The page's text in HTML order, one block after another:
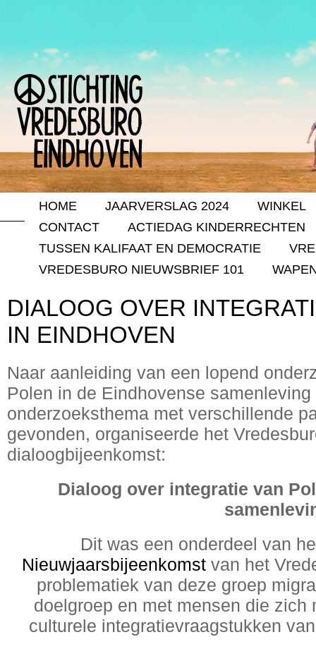
HOME JAARVERSLAG 2024
WINKEL
CONTACT
ACTIEDAG KINDERRECHTEN
TUSSEN KALIFAAT EN DEMOCRATIE
VREDESBURO NIEUWSBRIEF 101
DIALOOG OVER
IN EINDHOVEN
Naar aanleiding van een lopend
Polen in de Eindhovense
onderzoeksthema met verschillende
gevonden, organiseerde het
dialoogbijeenkomst:
Dialoog over integratie van
Dit was een onderdeel van
Nieuwjaarsbijeenkomst van het
problematiek van deze groep
doelgroep en met mensen die zich
culturele integratievraagstukken